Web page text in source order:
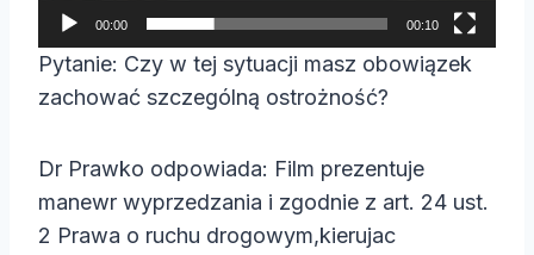
z
c
z
i
d
e
00:00 00:10
Pytanie: Czy w tej sytuacji masz obowiązek
zachować szczególną ostrożność?
Dr Prawko odpowiada: Film prezentuje
manewr wyprzedzania i zgodnie z art. 24 ust.
2 Prawa o ruchu drogowym,kierujac